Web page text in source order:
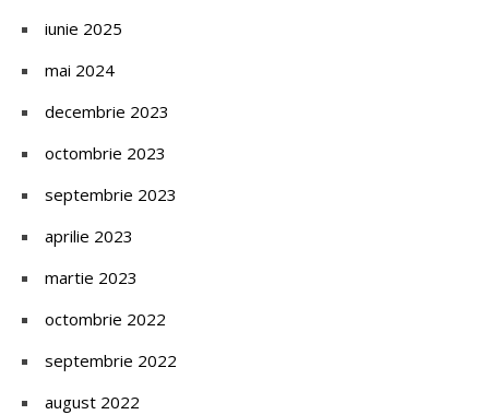
iunie 2025
mai 2024
decembrie 2023
octombrie 2023
septembrie 2023
aprilie 2023
martie 2023
octombrie 2022
septembrie 2022
august 2022